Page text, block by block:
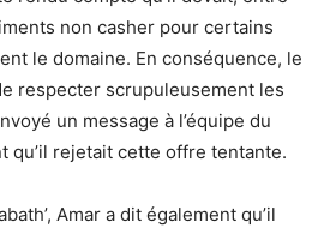
non casher pour certains
le domaine. En conséquence, le
respecter scrupuleusement les
un message à l’équipe du
qu’il rejetait cette offre tentante.
Amar a dit également qu’il